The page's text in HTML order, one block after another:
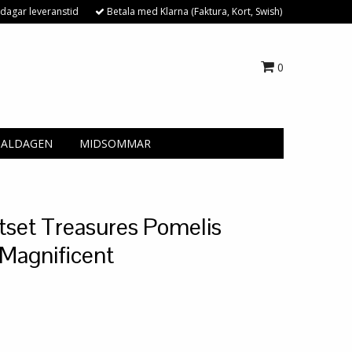
leveranstid Betala med Klarna (Faktura, Kort, Swish)
0
MIDSOMMAR
Treasures Pomelis